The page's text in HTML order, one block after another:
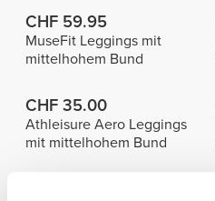
CHF 59.95
MuseFit Leggings mit
mittelhohem Bund
CHF 35.00
Athleisure Aero Leggings
mit mittelhohem Bund